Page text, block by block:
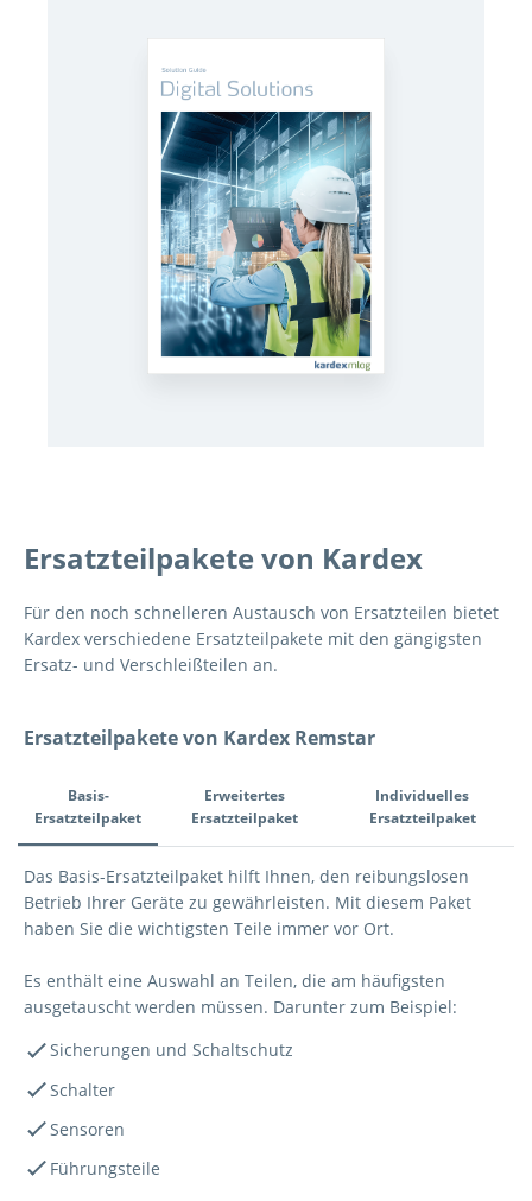
Ersatzteilpakete von Kardex
Für den noch schnelleren Austausch von Ersatzteilen bietet
Kardex verschiedene Ersatzteilpakete mit den gängigsten
Ersatz- und Verschleißteilen an.
Ersatzteilpakete von Kardex Remstar
Basis-
Ersatzteilpaket
Erweitertes
Ersatzteilpaket
Individuelles
Ersatzteilpaket
Basis-Ersatzteilpaket
Das Basis-Ersatzteilpaket hilft Ihnen, den reibungslosen
Betrieb Ihrer Geräte zu gewährleisten. Mit diesem Paket
haben Sie die wichtigsten Teile immer vor Ort.
Es enthält eine Auswahl an Teilen, die am häufigsten
ausgetauscht werden müssen. Darunter zum Beispiel:
Sicherungen und Schaltschutz
Schalter
Sensoren
Führungsteile